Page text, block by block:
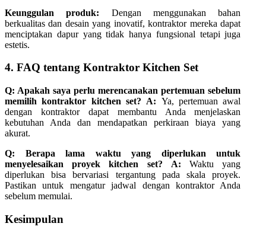
Keunggulan produk: Dengan menggunakan bahan
berkualitas dan desain yang inovatif, kontraktor mereka dapat
menciptakan dapur yang tidak hanya fungsional tetapi juga
estetis.
4. FAQ tentang Kontraktor Kitchen Set
Q: Apakah saya perlu merencanakan pertemuan sebelum
memilih kontraktor kitchen set? A: Ya, pertemuan awal
dengan kontraktor dapat membantu Anda menjelaskan
kebutuhan Anda dan mendapatkan perkiraan biaya yang
akurat.
Q: Berapa lama waktu yang diperlukan untuk
menyelesaikan proyek kitchen set?
A: Waktu yang
diperlukan bisa bervariasi tergantung pada skala proyek.
Pastikan untuk mengatur jadwal dengan kontraktor Anda
sebelum memulai.
Kesimpulan